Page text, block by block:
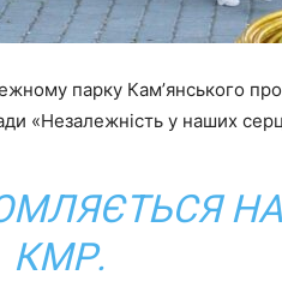
парку Камʼянського
«Незалежність у наших
КМР.